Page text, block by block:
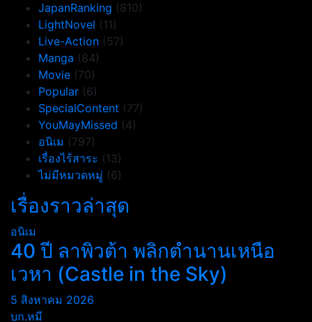
JapanRanking (810)
LightNovel (11)
Live-Action (57)
Manga (84)
Movie (70)
Popular (6)
SpecialContent (77)
YouMayMissed (4)
อนิเม (797)
เรื่องไร้สาระ (13)
ไม่มีหมวดหมู่ (6)
เรื่องราวล่าสุด
อนิเม
40 ปี ลาพิวต้า พลิกตำนานเหนือ
เวหา (Castle in the Sky)
5 สิงหาคม 2026
บก.หมี